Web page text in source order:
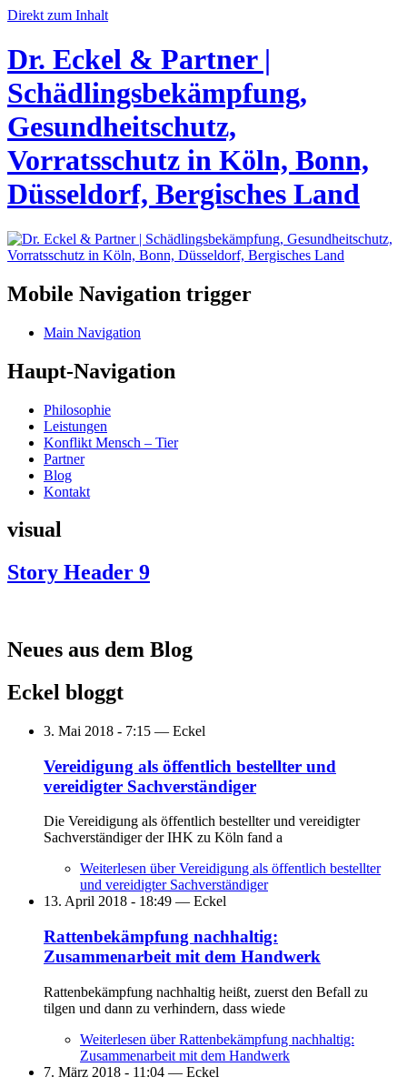
Direkt zum Inhalt
Dr. Eckel & Partner |
Schädlingsbekämpfung,
Gesundheitschutz,
Vorratsschutz in Köln, Bonn,
Düsseldorf, Bergisches Land
Mobile Navigation trigger
Main Navigation
Haupt-Navigation
Philosophie
Leistungen
Konflikt Mensch – Tier
Partner
Blog
Kontakt
visual
Story Header 9
Neues aus dem Blog
Eckel bloggt
3. Mai 2018 - 7:15 — Eckel
Vereidigung als öffentlich bestellter und
vereidigter Sachverständiger
Die Vereidigung als öffentlich bestellter und vereidigter
Sachverständiger der IHK zu Köln fand a
Weiterlesen über Vereidigung als öffentlich bestellter
und vereidigter Sachverständiger
13. April 2018 - 18:49 — Eckel
Rattenbekämpfung nachhaltig:
Zusammenarbeit mit dem Handwerk
Rattenbekämpfung nachhaltig heißt, zuerst den Befall zu
tilgen und dann zu verhindern, dass wiede
Weiterlesen über Rattenbekämpfung nachhaltig:
Zusammenarbeit mit dem Handwerk
7. März 2018 - 11:04 — Eckel